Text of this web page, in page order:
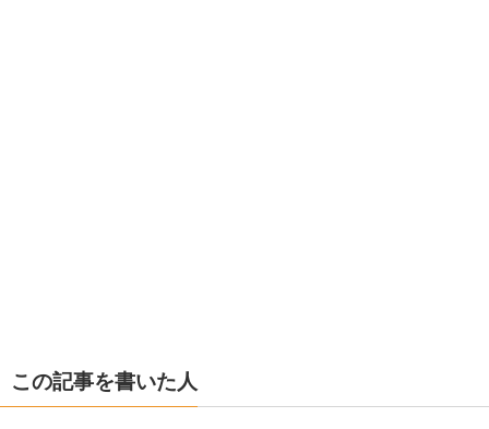
この記事を書いた人